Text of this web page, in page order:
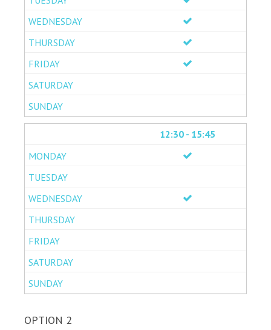
12:30 - 15:45
OPTION 2